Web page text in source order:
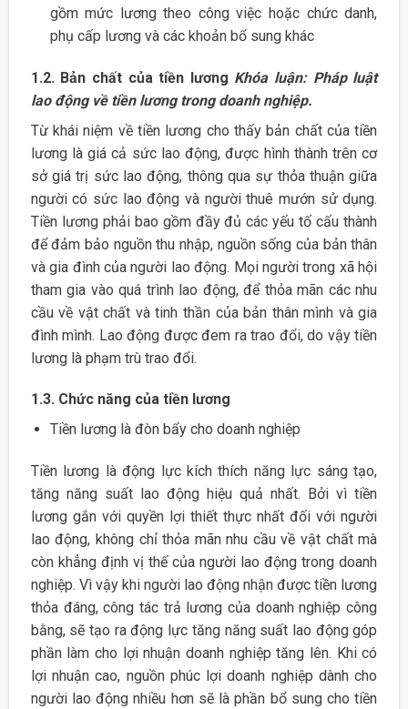
gồm mức lương theo công việc hoặc chức danh,
phụ cấp lương và các khoản bổ sung khác
1.2. Bản chất của tiền lương Khóa luận: Pháp luật
lao động về tiền lương trong doanh nghiệp.
Từ khái niệm về tiền lương cho thấy bản chất của tiền
lương là giá cả sức lao động, được hình thành trên cơ
sở giá trị sức lao động, thông qua sự thỏa thuận giữa
người có sức lao động và người thuê mướn sử dụng.
Tiền lương phải bao gồm đầy đủ các yếu tố cấu thành
để đảm bảo nguồn thu nhập, nguồn sống của bản thân
và gia đình của người lao động. Mọi người trong xã hội
tham gia vào quá trình lao động, để thỏa mãn các nhu
cầu về vật chất và tinh thần của bản thân mình và gia
đình mình. Lao động được đem ra trao đổi, do vậy tiền
lương là phạm trù trao đổi.
1.3. Chức năng của tiền lương
Tiền lương là đòn bẩy cho doanh nghiệp
Tiền lương là động lực kích thích năng lực sáng tạo,
tăng năng suất lao động hiệu quả nhất. Bởi vì tiền
lương gắn với quyền lợi thiết thực nhất đối với người
lao động, không chỉ thỏa mãn nhu cầu về vật chất mà
còn khẳng định vị thế của người lao động trong doanh
nghiệp. Vì vậy khi người lao động nhận được tiền lương
thỏa đáng, công tác trả lương của doanh nghiệp công
bằng, sẽ tạo ra động lực tăng năng suất lao động góp
phần làm cho lợi nhuận doanh nghiệp tăng lên. Khi có
lợi nhuận cao, nguồn phúc lợi doanh nghiệp dành cho
người lao động nhiều hơn sẽ là phần bổ sung cho tiền